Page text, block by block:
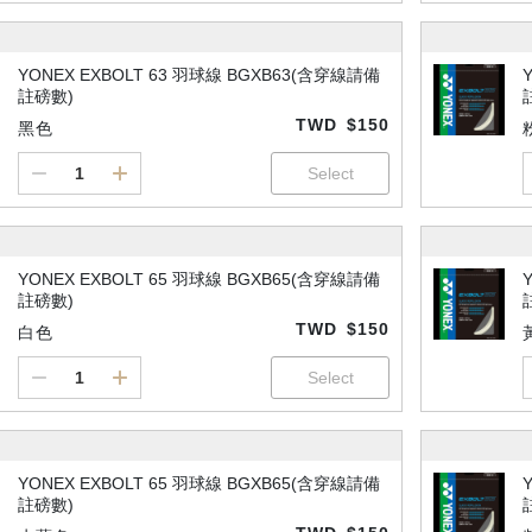
YONEX EXBOLT 63 羽球線 BGXB63(含穿線請備
註磅數)
黑色
TWD $150
YONEX EXBOLT 65 羽球線 BGXB65(含穿線請備
註磅數)
白色
TWD $150
YONEX EXBOLT 65 羽球線 BGXB65(含穿線請備
註磅數)